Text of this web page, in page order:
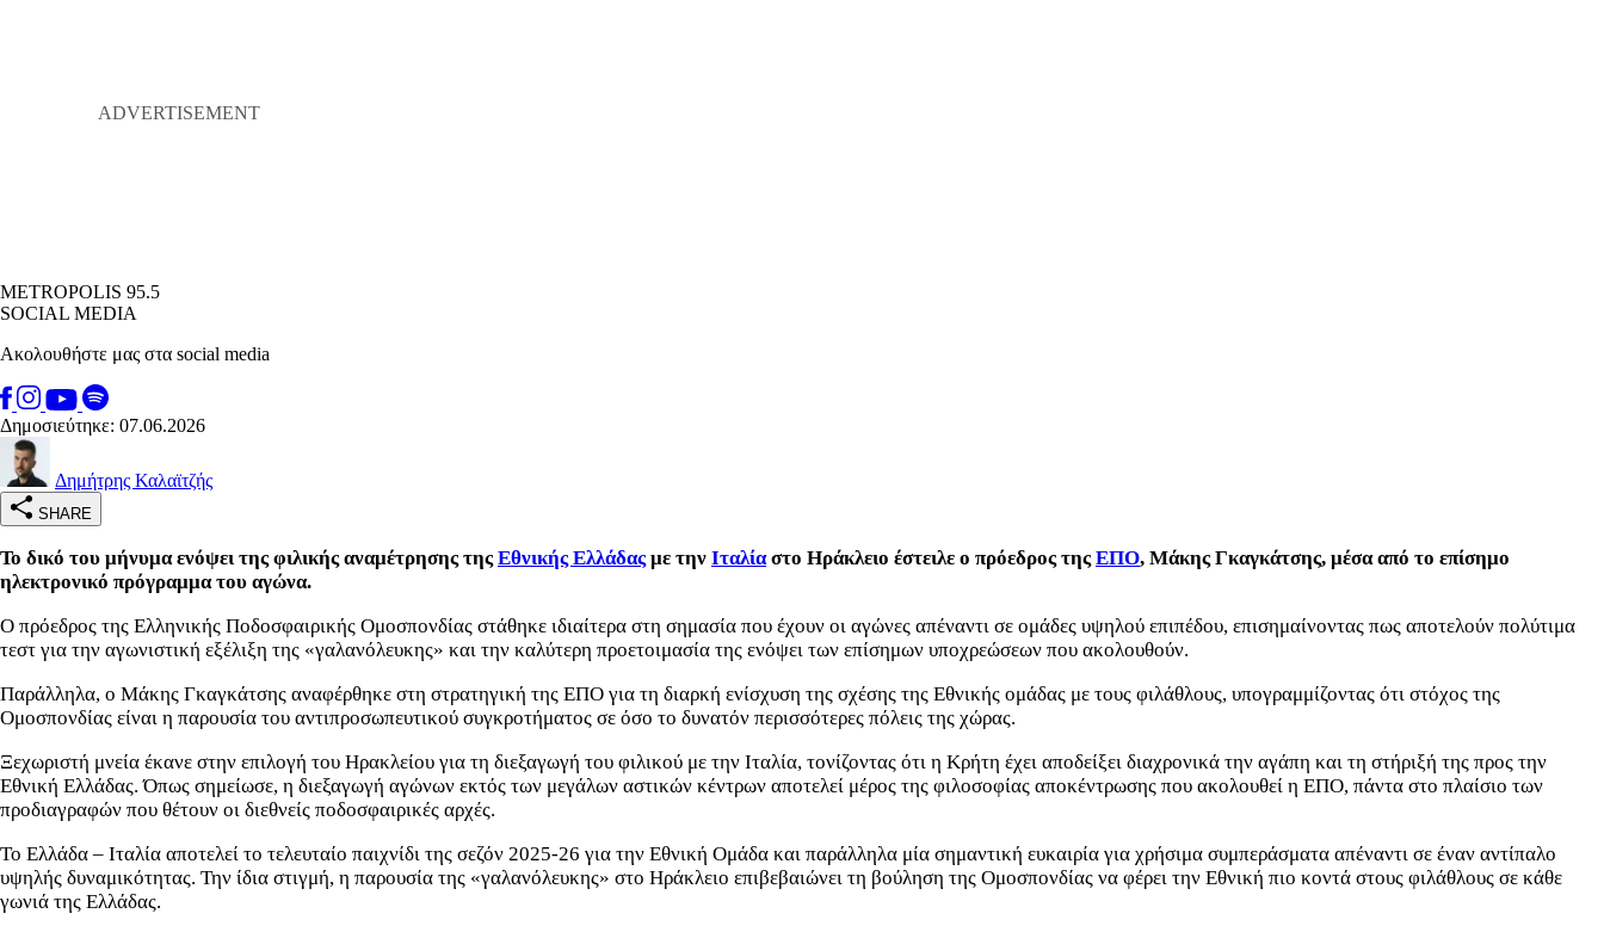
METROPOLIS 95.5
SOCIAL MEDIA
Ακολουθήστε μας στα social media
Δημοσιεύτηκε: 07.06.2026
Δημήτρης Καλαϊτζής
SHARE
Το δικό του μήνυμα ενόψει της φιλικής αναμέτρησης τηςΕθνικής Ελλάδαςμε την Ιταλίαστο Ηράκλειο έστειλε ο πρόεδρος τηςΕΠΟ, Μάκης Γκαγκάτσης, μέσα από το επίσημο
ηλεκτρονικό πρόγραμμα του αγώνα.
Ο πρόεδρος της Ελληνικής Ποδοσφαιρικής Ομοσπονδίας στάθηκε ιδιαίτερα στη σημασία που έχουν οι αγώνες απέναντι σε ομάδες υψηλού επιπέδου, επισημαίνοντας πως αποτελούν πολύτιμα
τεστ για την αγωνιστική εξέλιξη της «γαλανόλευκης» και την καλύτερη προετοιμασία της ενόψει των επίσημων υποχρεώσεων που ακολουθούν.
Παράλληλα, ο Μάκης Γκαγκάτσης αναφέρθηκε στη στρατηγική της ΕΠΟ για τη διαρκή ενίσχυση της σχέσης της Εθνικής ομάδας με τους φιλάθλους, υπογραμμίζοντας ότι στόχος της
Ομοσπονδίας είναι η παρουσία του αντιπροσωπευτικού συγκροτήματος σε όσο το δυνατόν περισσότερες πόλεις της χώρας.
Ξεχωριστή μνεία έκανε στην επιλογή του Ηρακλείου για τη διεξαγωγή του φιλικού με την Ιταλία, τονίζοντας ότι η Κρήτη έχει αποδείξει διαχρονικά την αγάπη και τη στήριξή της προς την
Εθνική Ελλάδας. Όπως σημείωσε, η διεξαγωγή αγώνων εκτός των μεγάλων αστικών κέντρων αποτελεί μέρος της φιλοσοφίας αποκέντρωσης που ακολουθεί η ΕΠΟ, πάντα στο πλαίσιο των
προδιαγραφών που θέτουν οι διεθνείς ποδοσφαιρικές αρχές.
Το Ελλάδα – Ιταλία αποτελεί το τελευταίο παιχνίδι της σεζόν 2025-26 για την Εθνική Ομάδα και παράλληλα μία σημαντική ευκαιρία για χρήσιμα συμπεράσματα απέναντι σε έναν αντίπαλο
υψηλής δυναμικότητας. Την ίδια στιγμή, η παρουσία της «γαλανόλευκης» στο Ηράκλειο επιβεβαιώνει τη βούληση της Ομοσπονδίας να φέρει την Εθνική πιο κοντά στους φιλάθλους σε κάθε
γωνιά της Ελλάδας.